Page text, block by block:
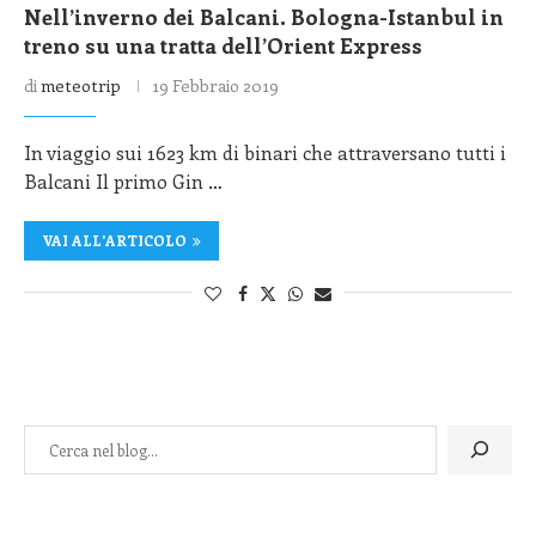
Nell’inverno dei Balcani. Bologna-Istanbul in
treno su una tratta dell’Orient Express
dimeteotrip 19 Febbraio 2019
In viaggio sui 1623 km di binari che attraversano tutti i
Balcani Il primo Gin …
VAI ALL'ARTICOLO